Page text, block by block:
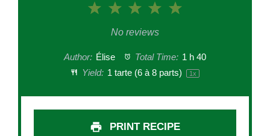
5
4
3
Stars
2
Stars
1
Star
No reviews
Author: Élise Total Time: 1 h 40
Yield: 1 tarte (6 à 8 parts) 1x
PRINT RECIPE